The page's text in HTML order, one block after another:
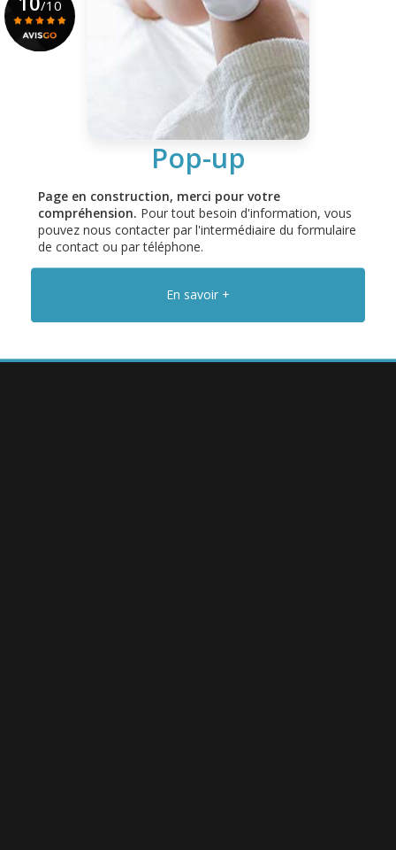
Centre médical esthétique et laser
Soin du visage, soin du corps, laser et produits
En savoir plus
Pop-up
Page en construction, merci pour votre
compréhension. Pour tout besoin d'information, vous
pouvez nous contacter par l'intermédiaire du formulaire
de contact ou par téléphone.
En savoir +
/10